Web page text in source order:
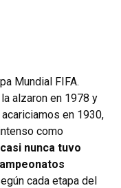
Mundial FIFA.
alzaron en 1978 y
en 1930,
como
casi nunca tuvo
cada etapa del